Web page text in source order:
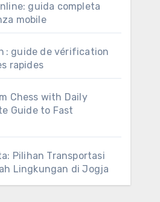
guida completa
mobile
: guide de vérification
rapides
Chess with Daily
Guide to Fast
Pilihan Transportasi
Lingkungan di Jogja